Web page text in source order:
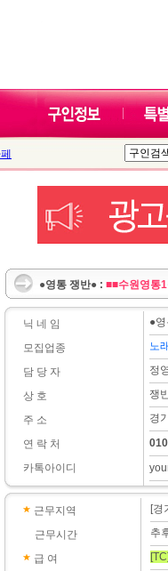
●영통 쟁반● : ■■수원영통
닉 네 임
모집업종
담 당 자
상 호
주 소
연 락 처
카톡아이디
●
노
정
쟁
경
근무지역
근무시간
급 여
[경
추